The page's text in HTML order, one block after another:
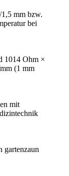
mm bzw.
bei
1014 Ohm ×
(1 mm
mit
gartenzaun